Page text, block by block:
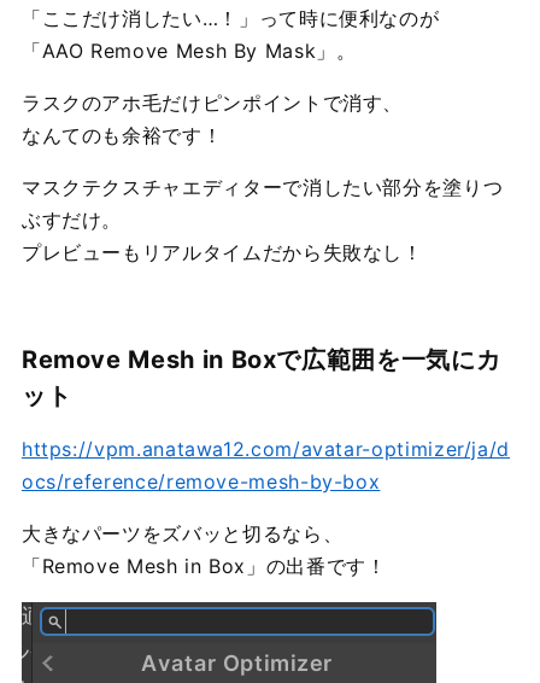
「ここだけ消したい…！」って時に便利なのが
「AAO Remove Mesh By Mask」。
ラスクのアホ毛だけピンポイントで消す、
なんてのも余裕です！
マスクテクスチャエディターで消したい部分を塗りつ
ぶすだけ。
プレビューもリアルタイムだから失敗なし！
Remove Mesh in Boxで広範囲を一気にカ
ット
https://vpm.anatawa12.com/avatar-optimizer/ja/d
ocs/reference/remove-mesh-by-box
大きなパーツをズバッと切るなら、
「Remove Mesh in Box」の出番です！